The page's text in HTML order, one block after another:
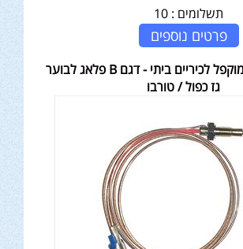
תשלומים : 10
פרטים נוספים
חיישן להבה טרמוקפל לכיריים ביתי - דגם B פלאג לבוער
גז כפול / טורבו